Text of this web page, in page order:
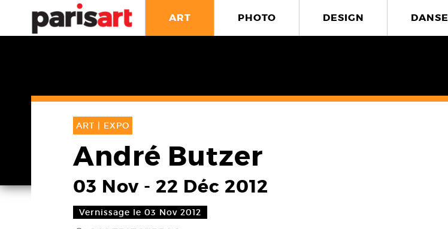
ART PHOTO DESIGN DANSE
ART | EXPO
André Butzer
03 Nov - 22 Déc 2012
Vernissage le 03 Nov 2012